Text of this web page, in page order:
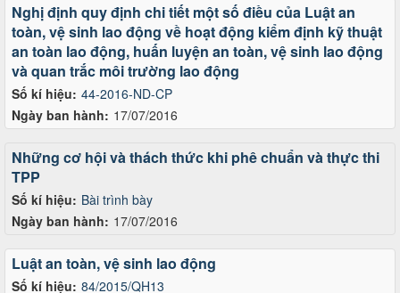
Số kí hiệu: 44-2016-ND-CP
Ngày ban hành: 17/07/2016
Nghị định quy định chi tiết một số điều của Luật an
toàn, vệ sinh lao động về hoạt động kiểm định kỹ thuật
an toàn lao động, huấn luyện an toàn, vệ sinh lao động
và quan trắc môi trường lao động
Số kí hiệu: Bài trình bày
Ngày ban hành: 17/07/2016
Những cơ hội và thách thức khi phê chuẩn và thực thi
TPP
Số kí hiệu: 84/2015/QH13
Luật an toàn, vệ sinh lao động